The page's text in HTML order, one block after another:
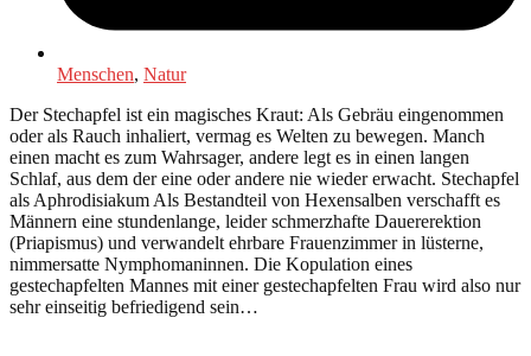
Menschen, Natur
Der Stechapfel ist ein magisches Kraut: Als Gebräu eingenommen
oder als Rauch inhaliert, vermag es Welten zu bewegen. Manch
einen macht es zum Wahrsager, andere legt es in einen langen
Schlaf, aus dem der eine oder andere nie wieder erwacht. Stechapfel
als Aphrodisiakum Als Bestandteil von Hexensalben verschafft es
Männern eine stundenlange, leider schmerzhafte Dauererektion
(Priapismus) und verwandelt ehrbare Frauenzimmer in lüsterne,
nimmersatte Nymphomaninnen. Die Kopulation eines
gestechapfelten Mannes mit einer gestechapfelten Frau wird also nur
sehr einseitig befriedigend sein…